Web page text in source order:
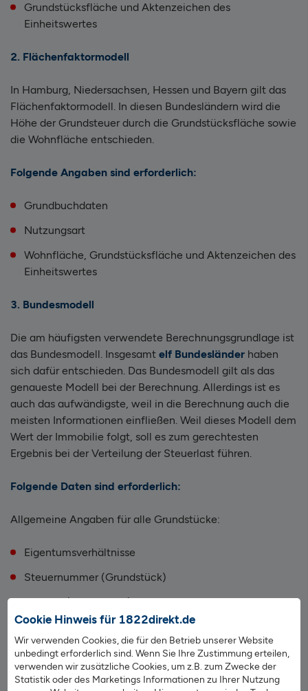
Cookie Hinweis für 1822direkt.de
Wir verwenden Cookies, die für den Betrieb unserer Website
unbedingt erforderlich sind. Wenn Sie Ihre Zustimmung erteilen,
verwenden wir zusätzliche Cookies, um z.B. zum Zwecke der
Statistik oder des Marketings Informationen zu Ihrer Nutzung
Grundstücksfläche und Aktenzeichen des
Einheitswertes
2. Flächenfaktormodell
In Hamburg, Niedersachsen, Hessen und Bayern gilt das
Flächenfaktormodell. In diesen Bundesländern wird die
Höhe der Grundsteuer durch die Grundstücksfläche sowie
die Wohnfläche entschieden.
Folgende Angaben sind erforderlich:
Grundbuchdaten
Nutzungsart
Wohnfläche, Grundstücksfläche und Aktenzeichen des
Einheitswertes
3. Bundesmodell
Die am häufigsten verwendete Berechnungsgrundlage ist
das Bundesmodell. Insgesamt elf Bundesländer haben
sich dafür entschieden. Das Bundesmodell gilt als das
genaueste Modell bei der Berechnung. Allerdings ist es
auch das aufwändigste, weil in die Berechnung auch die
meisten Informationen einfließen. Weil dieses Modell dem
Wert der Immobilie folgt, soll es zum gerechtesten
Ergebnis bei der Verteilung der Steuerlast führen.
Folgende Daten sind erforderlich:
Allgemeine Angaben für alle Grundstücke:
Eigentumsverhältnisse
Steuernummer (Grundstück)
Adresse (Grundstück)
Grundstücksbezeichnung (Gemarkung,
Grundbuchblatt, Flur, Flurstück, Anteil)
Grundstücksart